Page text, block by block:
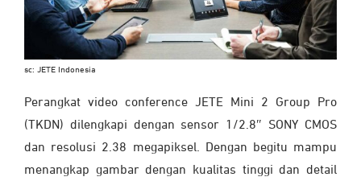
sc: JETE Indonesia
Perangkat video conference JETE Mini 2 Group Pro
(TKDN) dilengkapi dengan sensor 1/2.8″ SONY CMOS
dan resolusi 2.38 megapiksel. Dengan begitu mampu
menangkap gambar dengan kualitas tinggi dan detail